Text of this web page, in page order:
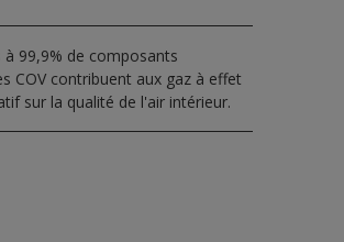
99,9% de composants
COV contribuent aux gaz à effet
sur la qualité de l'air intérieur.